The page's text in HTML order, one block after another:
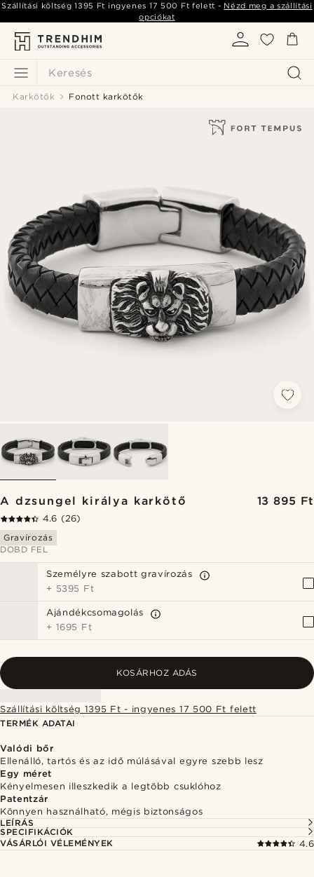
Keresés
Szállítási költség1395 Ft ingyenes 17 500 Ft felett - Nézd meg a szállítási
opciókat
Karkötők Fonott karkötők
A dzsungel királya karkötő 13 895 Ft
4.6 (26)
Gravírozás
DOBD FEL
Személyre szabott gravírozás
+ 5395 Ft
Ajándékcsomagolás
+ 1695 Ft
KOSÁRHOZ ADÁS
Szállítási költség 1395 Ft - ingyenes 17 500 Ft felett
TERMÉK ADATAI
Valódi bőr
Ellenálló, tartós és az idő múlásával egyre szebb lesz
Egy méret
Kényelmesen illeszkedik a legtöbb csuklóhoz
Patentzár
Könnyen használható, mégis biztonságos
LEÍRÁS
SPECIFIKÁCIÓK
VÁSÁRLÓI VÉLEMÉNYEK
4.6